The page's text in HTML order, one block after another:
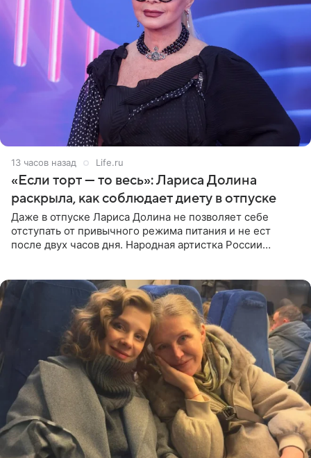
13 часов назад Life.ru
«Если торт — то весь»: Лариса Долина
раскрыла, как соблюдает диету в отпуске
Даже в отпуске Лариса Долина не позволяет себе
отступать от привычного режима питания и не ест
после двух часов дня. Народная артистка России